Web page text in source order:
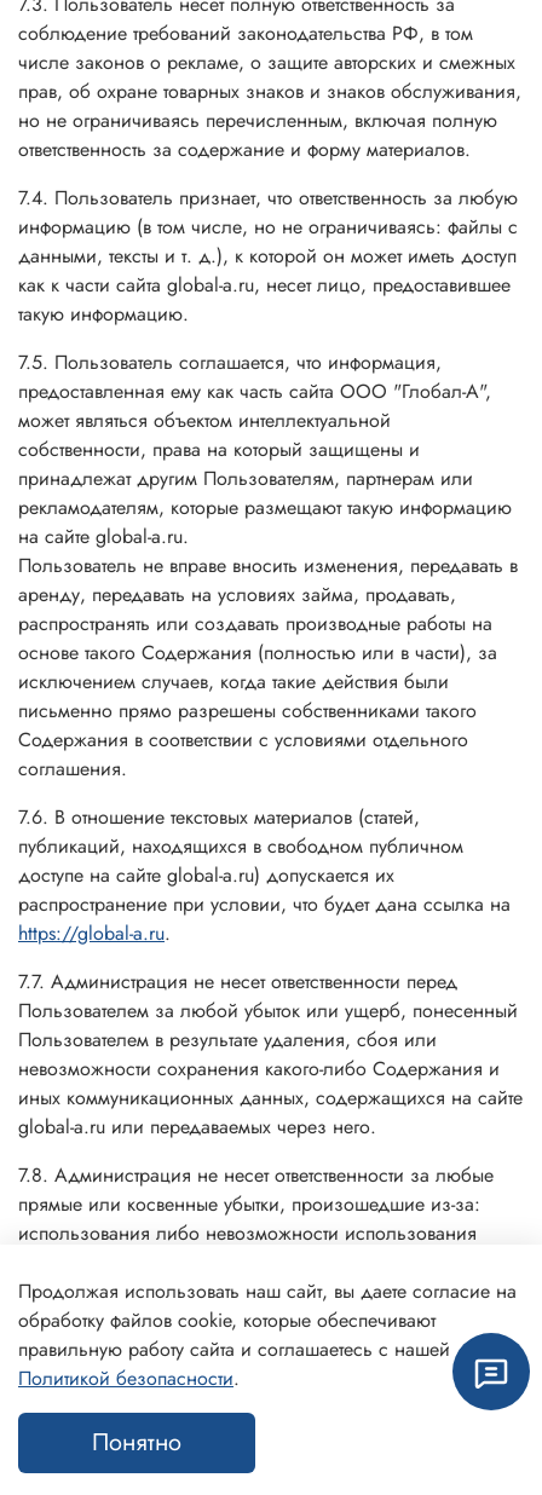
соблюдение требований законодательства РФ, в том
числе законов о рекламе, о защите авторских и смежных
прав, об охране товарных знаков и знаков обслуживания,
но не ограничиваясь перечисленным, включая полную
ответственность за содержание и форму материалов.
7.4. Пользователь признает, что ответственность за любую
информацию (в том числе, но не ограничиваясь: файлы с
данными, тексты и т. д.), к которой он может иметь доступ
как к части сайта global-a.ru, несет лицо, предоставившее
такую информацию.
7.5. Пользователь соглашается, что информация,
предоставленная ему как часть сайта ООО "Глобал-А",
может являться объектом интеллектуальной
собственности, права на который защищены и
принадлежат другим Пользователям, партнерам или
рекламодателям, которые размещают такую информацию
на сайте global-a.ru.
Пользователь не вправе вносить изменения, передавать в
аренду, передавать на условиях займа, продавать,
распространять или создавать производные работы на
основе такого Содержания (полностью или в части), за
исключением случаев, когда такие действия были
письменно прямо разрешены собственниками такого
Содержания в соответствии с условиями отдельного
соглашения.
7.6. В отношение текстовых материалов (статей,
публикаций, находящихся в свободном публичном
доступе на сайте global-a.ru) допускается их
распространение при условии, что будет дана ссылка на
https://global-a.ru.
7.7. Администрация не несет ответственности перед
Пользователем за любой убыток или ущерб, понесенный
Пользователем в результате удаления, сбоя или
невозможности сохранения какого-либо Содержания и
иных коммуникационных данных, содержащихся на сайте
global-a.ru или передаваемых через него.
7.8. Администрация не несет ответственности за любые
прямые или косвенные убытки, произошедшие из-за:
использования либо невозможности использования
доступа к коммуникациям Пользователя; заявления или
поведение любого третьего лица на сайте.
7.9. Администрация не несет ответственность за какую-
либо информацию, размещенную пользователем на
сайте global-a.ru, включая, но не ограничиваясь:
информацию, защищенную авторским правом, без
Каталог Поиск Корзина
Продолжая использовать наш сайт, вы даете согласие на
обработку файлов cookie, которые обеспечивают
правильную работу сайта и соглашаетесь с нашей
Политикой безопасности.
Понятно